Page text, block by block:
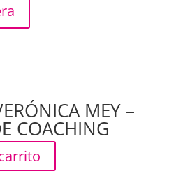
MEY –
COACHING